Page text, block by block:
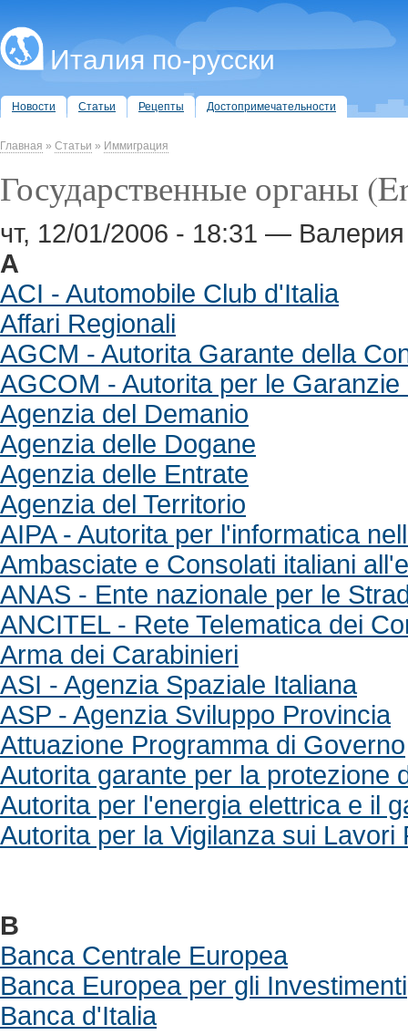
Италия по-русски
Новости Статьи Рецепты Достопримечательности
Главная » Статьи » Иммиграция
Государственные органы
чт, 12/01/2006 - 18:31 —
A
ACI - Automobile Club d'Italia
Affari Regionali
AGCM - Autorita Garante della
AGCOM - Autorita per le
Agenzia del Demanio
Agenzia delle Dogane
Agenzia delle Entrate
Agenzia del Territorio
AIPA - Autorita per l'informatica
Ambasciate e Consolati italiani
ANAS - Ente nazionale per le
ANCITEL - Rete Telematica dei
Arma dei Carabinieri
ASI - Agenzia Spaziale Italiana
ASP - Agenzia Sviluppo Provincia
Attuazione Programma di Governo
Autorita garante per la protezione
Autorita per l'energia elettrica e il
Autorita per la Vigilanza sui Lavori
B
Banca Centrale Europea
Banca Europea per gli Investimenti
Banca d'Italia